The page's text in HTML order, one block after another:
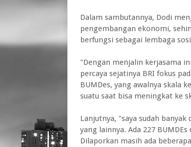
Dalam sambutannya, Dodi
pengembangan ekonomi,
berfungsi sebagai lembaga
"Dengan menjalin kerjasama
percaya sejatinya BRI fokus
BUMDes, yang awalnya skala
suatu saat bisa meningkat ke
Lanjutnya, "saya sudah
yang lainnya. Ada 227
Dilaporkan masih ada